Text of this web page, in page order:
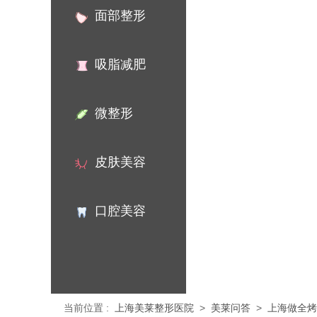
面部整形
吸脂减肥
微整形
皮肤美容
口腔美容
当前位置 : 上海美莱整形医院 > 美莱问答 > 上海做全